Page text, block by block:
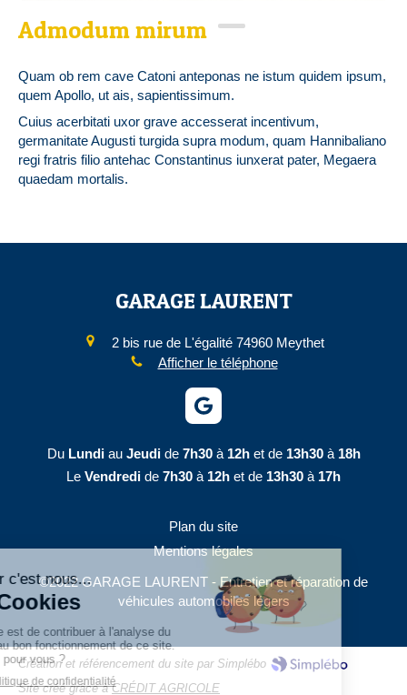
Admodum mirum
Quam ob rem cave Catoni anteponas ne istum quidem ipsum,
quem Apollo, ut ais, sapientissimum.
Cuius acerbitati uxor grave accesserat incentivum,
germanitate Augusti turgida supra modum, quam Hannibaliano
regi fratris filio antehac Constantinus iunxerat pater, Megaera
quaedam mortalis.
GARAGE LAURENT
2 bis rue de L'égalité 74960 Meythet
Afficher le téléphone
Du Lundiau Jeudide 7h30à 12het de 13h30à 18h
Le Vendredi de 7h30 à 12h et de 13h30 à 17h
Plan du site
Mentions légales
©2022 GARAGE LAURENT - Entretien et réparation de
véhicules automobiles légers
Création et référencement du site par Simplébo
Site créé grâce àCRÉDIT AGRICOLE